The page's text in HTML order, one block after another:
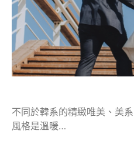
不同於韓系的精緻唯美、美
風格是溫暖…